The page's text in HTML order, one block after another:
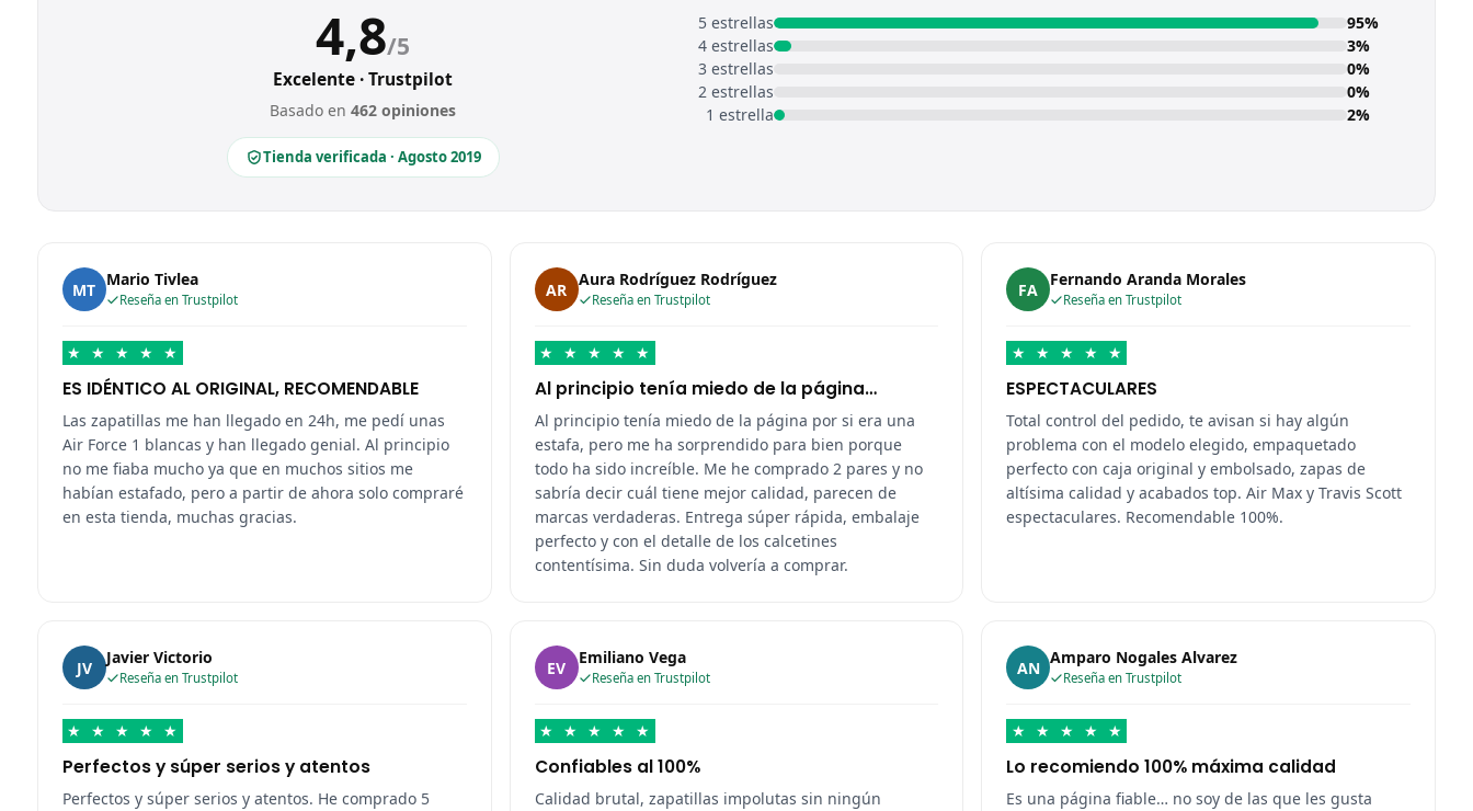
4,8/5
Excelente · Trustpilot
Basado en462 opiniones
Tienda verificada · Agosto 2019
5 estrellas
95%
4 estrellas
3%
3 estrellas
0%
2 estrellas
0%
1 estrella
2%
MT Mario Tivlea
Reseña en Trustpilot
★ ★ ★ ★ ★
ES IDÉNTICO AL ORIGINAL, RECOMENDABLE
Las zapatillas me han llegado en 24h, me pedí unas
Air Force 1 blancas y han llegado genial. Al principio
no me fiaba mucho ya que en muchos sitios me
habían estafado, pero a partir de ahora solo compraré
en esta tienda, muchas gracias.
AR Aura Rodríguez Rodríguez
Reseña en Trustpilot
★ ★ ★ ★ ★
Al principio tenía miedo de la página…
Al principio tenía miedo de la página por si era una
estafa, pero me ha sorprendido para bien porque
todo ha sido increíble. Me he comprado 2 pares y no
sabría decir cuál tiene mejor calidad, parecen de
marcas verdaderas. Entrega súper rápida, embalaje
perfecto y con el detalle de los calcetines
contentísima. Sin duda volvería a comprar.
FA Fernando Aranda Morales
Reseña en Trustpilot
★ ★ ★ ★ ★
ESPECTACULARES
Total control del pedido, te avisan si hay algún
problema con el modelo elegido, empaquetado
perfecto con caja original y embolsado, zapas de
altísima calidad y acabados top. Air Max y Travis Scott
espectaculares. Recomendable 100%.
JV Javier Victorio
Reseña en Trustpilot
★ ★ ★ ★ ★
Perfectos y súper serios y atentos
Perfectos y súper serios y atentos. He comprado 5
EV Emiliano Vega
Reseña en Trustpilot
★ ★ ★ ★ ★
Confiables al 100%
Calidad brutal, zapatillas impolutas sin ningún
AN Amparo Nogales Alvarez
Reseña en Trustpilot
★ ★ ★ ★ ★
Lo recomiendo 100% máxima calidad
Es una página fiable… no soy de las que les gusta